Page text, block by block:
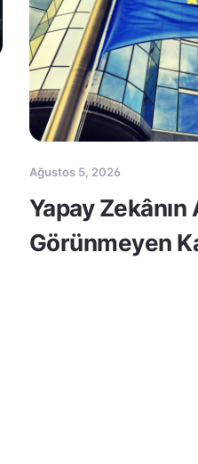
Ağustos 5, 2026
Yapay Zekânın
Görünmeyen